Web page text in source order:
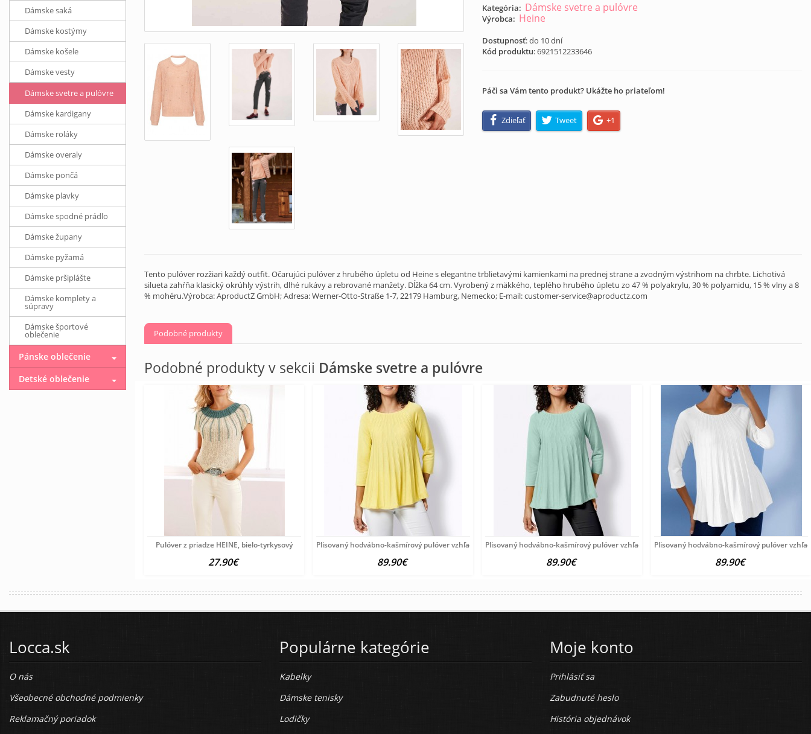
Kategória: Dámske svetre a pulóvre
Výrobca: Heine
Dostupnosť: do 10 dní
Kód produktu:6921512233646
Páči sa Vám tento produkt? Ukážte ho priateľom!
Zdieľať Tweet +1
Tento pulóver rozžiari každý outfit. Očarujúci pulóver z hrubého úpletu od Heine s elegantne trblietavými kamienkami na prednej strane a zvodným výstrihom na chrbte. Lichotivá
silueta zahŕňa klasický okrúhly výstrih, dlhé rukávy a rebrované manžety. Dĺžka 64 cm. Vyrobený z mäkkého, teplého hrubého úpletu zo 47 % polyakrylu, 30 % polyamidu, 15 % vlny a 8
% mohéru.Výrobca: AproductZ GmbH; Adresa: Werner-Otto-Straße 1-7, 22179 Hamburg, Nemecko; E-mail: customer-service@aproductz.com
Podobné produkty
Podobné produkty v sekcii Dámske svetre a pulóvre
Pulóver z priadze HEINE, bielo-tyrkysový
27.90€
Plisovaný hodvábno-kašmírový pulóver vzhľadom Création
89.90€
Plisovaný hodvábno-kašmírový pulóver vzhľadom Création
89.90€
Plisovaný hodvábno-kašmírový pulóver
89.90€
Dámske saká
Dámske kostýmy
Dámske košele
Dámske vesty
Dámske svetre a pulóvre
Dámske kardigany
Dámske roláky
Dámske overaly
Dámske pončá
Dámske plavky
Dámske spodné prádlo
Dámske župany
Dámske pyžamá
Dámske pršiplášte
Dámske komplety a
súpravy
Dámske športové
oblečenie
Pánske oblečenie
Detské oblečenie
Locca.sk
O nás
Všeobecné obchodné podmienky
Reklamačný poriadok
Populárne kategórie
Kabelky
Dámske tenisky
Lodičky
Moje konto
Prihlásiť sa
Zabudnuté heslo
História objednávok